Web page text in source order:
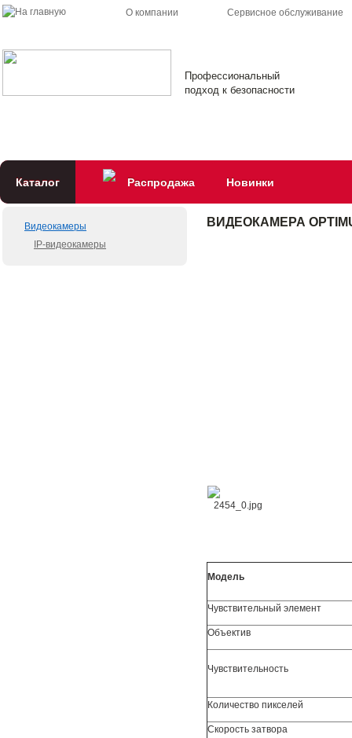
О компании Сервисное обслуживание
Профессиональный
подход к безопасности
Каталог Распродажа Новинки
Видеокамеры
IP-видеокамеры
ВИДЕОКАМЕРА
Модель
Чувствительный элемент
Объектив
Чувствительность
Количество пикселей
Скорость затвора